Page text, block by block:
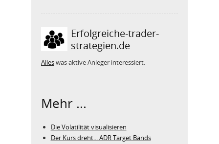
Erfolgreiche-trader-
strategien.de
Alleswas aktive Anleger interessiert.
Mehr ...
Die Volatilität visualisieren
Der Kurs dreht... ADR Target Bands